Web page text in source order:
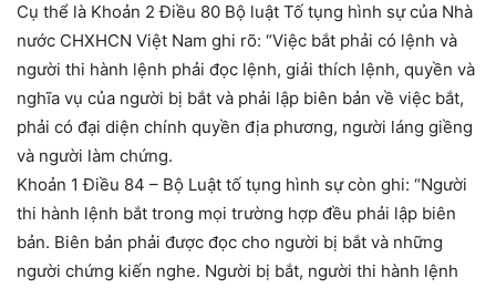
Cụ thể là Khoản 2 Điều 80 Bộ luật Tố tụng hình sự của Nhà
nước CHXHCN Việt Nam ghi rõ: “Việc bắt phải có lệnh và
người thi hành lệnh phải đọc lệnh, giải thích lệnh, quyền và
nghĩa vụ của người bị bắt và phải lập biên bản về việc bắt,
phải có đại diện chính quyền địa phương, người láng giềng
và người làm chứng.
Khoản 1 Điều 84 – Bộ Luật tố tụng hình sự còn ghi: “Người
thi hành lệnh bắt trong mọi trường hợp đều phải lập biên
bản. Biên bản phải được đọc cho người bị bắt và những
người chứng kiến nghe. Người bị bắt, người thi hành lệnh